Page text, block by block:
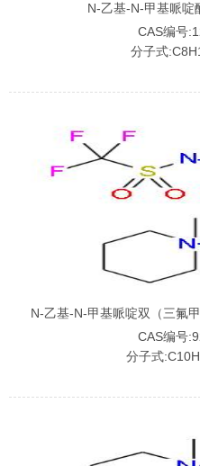
N-乙基-N-甲基哌
CAS编号
分子式
N-乙基-N-甲基哌啶双（三氟
CAS编号
分子式